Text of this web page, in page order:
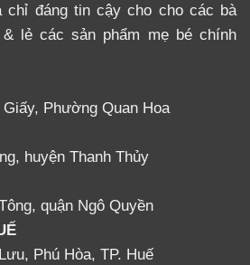
đáng tin cậy cho cho các bà
lẻ các sản phẩm mẹ bé chính
Phường Quan Hoa
huyện Thanh Thủy
quận Ngô Quyền
Phú Hòa, TP. Huế